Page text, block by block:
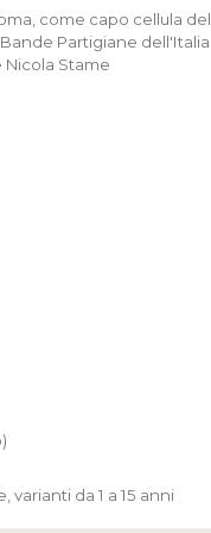
come capo cellula del
Partigiane dell'Italia
Nicola Stame
da 1 a 15 anni